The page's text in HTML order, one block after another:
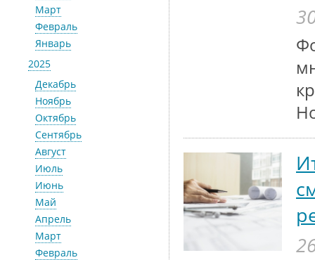
Март
Февраль
Январь
2025
Декабрь
Ноябрь
Октябрь
Сентябрь
Август
Июль
Июнь
Май
Апрель
Март
Февраль